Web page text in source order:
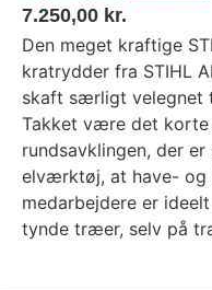
7.250,00 kr.
Den meget kraftige
kratrydder fra STIHL
skaft særligt velegnet
Takket være det
rundsavklingen, der
elværktøj, at have- og
medarbejdere er
tynde træer, selv på